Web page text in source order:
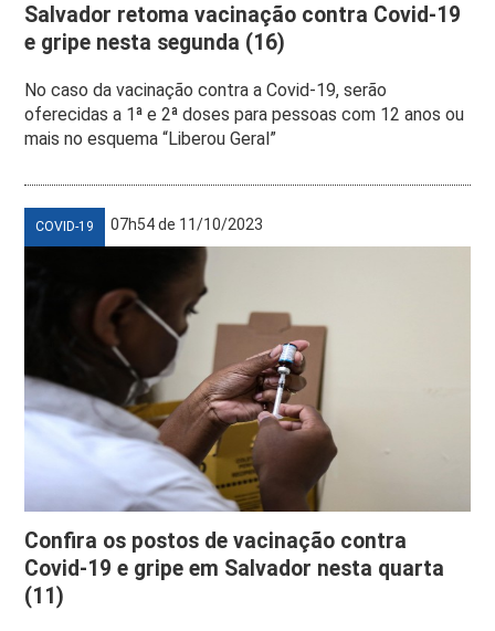
Salvador retoma vacinação contra Covid-19
e gripe nesta segunda (16)
No caso da vacinação contra a Covid-19, serão
oferecidas a 1ª e 2ª doses para pessoas com 12 anos ou
mais no esquema “Liberou Geral”
COVID-19 07h54 de 11/10/2023
Confira os postos de vacinação contra
Covid-19 e gripe em Salvador nesta quarta
(11)